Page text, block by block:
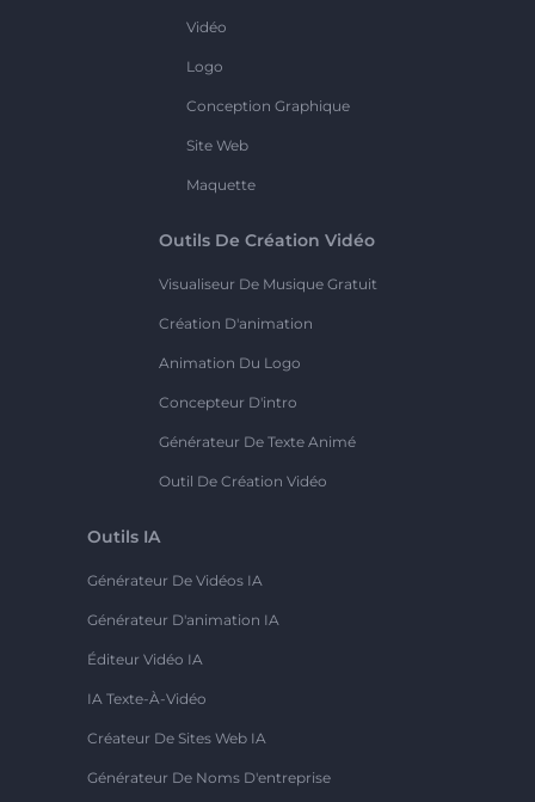
Vidéo
Logo
Conception Graphique
Site Web
Maquette
Outils De Création Vidéo
Visualiseur De Musique Gratuit
Création D'animation
Animation Du Logo
Concepteur D'intro
Générateur De Texte Animé
Outil De Création Vidéo
Outils IA
Générateur De Vidéos IA
Générateur D'animation IA
Éditeur Vidéo IA
IA Texte-À-Vidéo
Créateur De Sites Web IA
Générateur De Noms D'entreprise